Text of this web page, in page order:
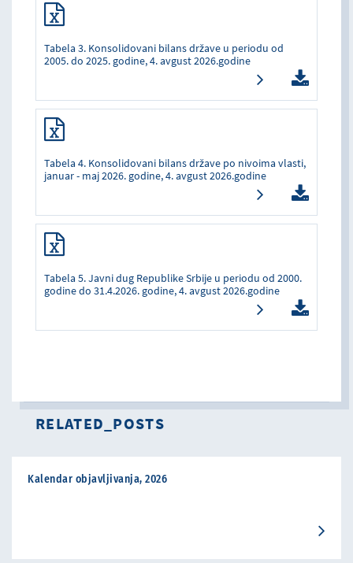
Tabela 3. Konsolidovani bilans države u periodu od
2005. do 2025. godine, 4. avgust 2026.godine
Tabela 4. Konsolidovani bilans države po nivoima vlasti,
januar - maj 2026. godine, 4. avgust 2026.godine
Tabela 5. Javni dug Republike Srbije u periodu od 2000.
godine do 31.4.2026. godine, 4. avgust 2026.godine
RELATED_POSTS
Kalendar objavljivanja, 2026